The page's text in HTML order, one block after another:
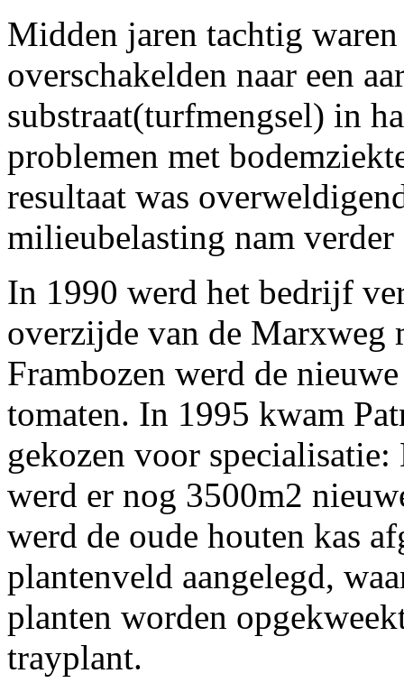
Midden jaren tachtig
overschakelden naar een
substraat(turfmengsel) in
problemen met
resultaat was
milieubelasting nam verder
In 1990 werd het bedrijf
overzijde van de Marxweg
Frambozen werd de
tomaten. In 1995 kwam
gekozen voor
werd er nog 3500m2
werd de oude houten kas
plantenveld aangelegd,
planten worden
trayplant.